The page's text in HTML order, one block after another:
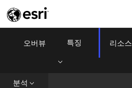
ArcGIS Online
오버뷰 특징 리소스
분석